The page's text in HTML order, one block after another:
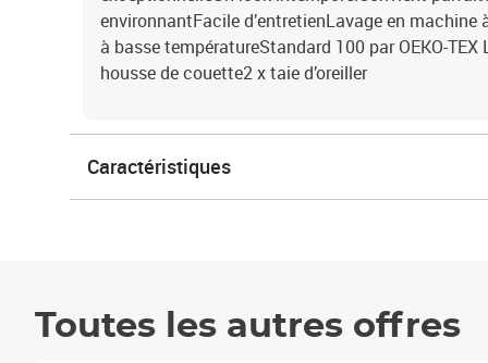
environnantFacile d’entretienLavage en machine
à basse températureStandard 100 par OEKO-
housse de couette2 x taie d’oreiller
Caractéristiques
Toutes les autres offres